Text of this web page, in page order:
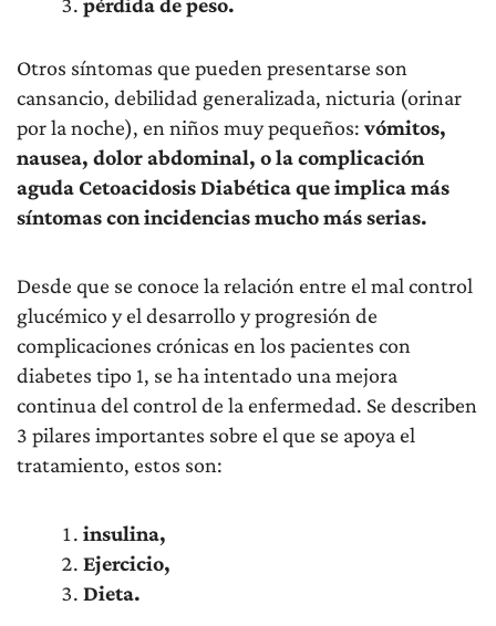
Otros síntomas que pueden presentarse son
cansancio, debilidad generalizada, nicturia (orinar
por la noche), en niños muy pequeños: vómitos,
nausea, dolor abdominal, o la complicación
aguda Cetoacidosis Diabética que implica más
síntomas con incidencias mucho más serias.
Desde que se conoce la relación entre el mal control
glucémico y el desarrollo y progresión de
complicaciones crónicas en los pacientes con
diabetes tipo 1, se ha intentado una mejora
continua del control de la enfermedad. Se describen
3 pilares importantes sobre el que se apoya el
tratamiento, estos son:
insulina,
Ejercicio,
Dieta.